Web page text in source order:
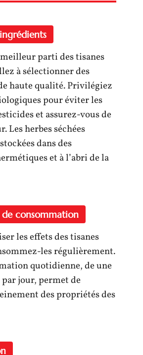
parti des tisanes
à sélectionner des
haute qualité. Privilégiez
pour éviter les
et assurez-vous de
Les herbes séchées
dans des
et à l’abri de la
de consommation
les effets des tisanes
les régulièrement.
quotidienne, de une
par jour, permet de
des propriétés des